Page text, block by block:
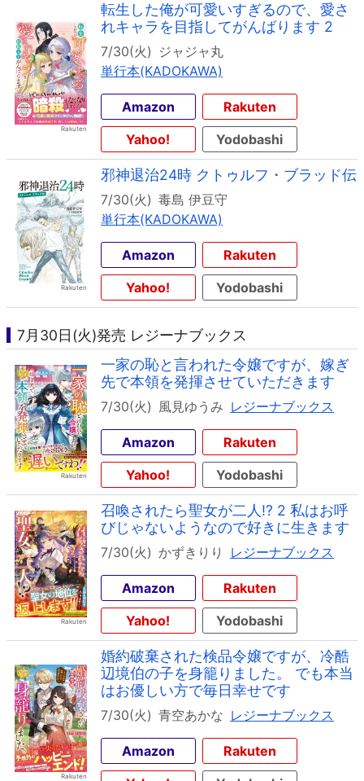
転生した俺が可愛いすぎるので、愛さ
れキャラを目指してがんばります 2
7/30(火) ジャジャ丸
単行本(KADOKAWA)
Amazon
Rakuten
Yahoo!
Yodobashi
邪神退治24時 クトゥルフ・ブラッド伝
7/30(火) 毒島 伊豆守
単行本(KADOKAWA)
Amazon
Rakuten
Yahoo!
Yodobashi
7月30日(火)発売 レジーナブックス
一家の恥と言われた令嬢ですが、嫁ぎ
先で本領を発揮させていただきます
7/30(火) 風見ゆうみ レジーナブックス
Amazon
Rakuten
Yahoo!
Yodobashi
召喚されたら聖女が二人!? 2 私はお呼
びじゃないようなので好きに生きます
7/30(火) かずきりり レジーナブックス
Amazon
Rakuten
Yahoo!
Yodobashi
婚約破棄された検品令嬢ですが、冷酷
辺境伯の子を身籠りました。 でも本当
はお優しい方で毎日幸せです
7/30(火) 青空あかな レジーナブックス
Amazon
Rakuten